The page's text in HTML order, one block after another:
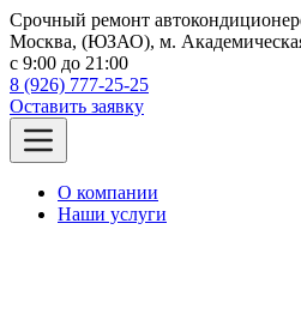
Срочный ремонт
Москва, (ЮЗАО), м.
c 9:00 до 21:00
8 (926) 777-25-25
Оставить заявку
О компании
Наши услуги